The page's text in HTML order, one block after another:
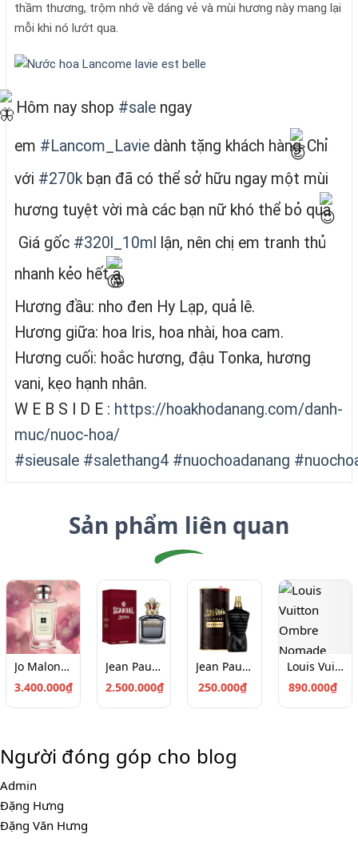
thầm thương, trộm nhớ về dáng vẻ và mùi hương này mang lại
mỗi khi nó lướt qua.
Hôm nay shop #salengay
em #Lancom_Lavie dành tặng khách hàngChỉ
với #270kbạn đã có thể sở hữu ngay một mùi
hương tuyệt vời mà các bạn nữ khó thể bỏ qua
Giá gốc #320l_10ml
lận, nên chị em tranh thủ
nhanh kẻo hết ạ
Hương đầu: nho đen Hy Lạp, quả lê.
Hương giữa: hoa Iris, hoa nhài, hoa cam.
Hương cuối: hoắc hương, đậu Tonka, hương
vani, kẹo hạnh nhân.
W E B S I D E : https://hoakhodanang.com/danh-
muc/nuoc-hoa/
#sieusale #salethang4 #nuochoadanang
Sản phẩm liên quan
Jo Malone Peony & Blush Suede Cologne (100ml)
3.400.000₫
Jean Paul Gaultier Scandal Pour Homme EDT 100
2.500.000₫
Jean Paul Gaultier Le Male Le Parfum Chiết 10ml
250.000₫
Louis Vuitton Ombre Nomade Chiết 10ml
890.000₫
Người đóng góp cho blog
Admin
Đặng Hưng
Đặng Văn Hưng